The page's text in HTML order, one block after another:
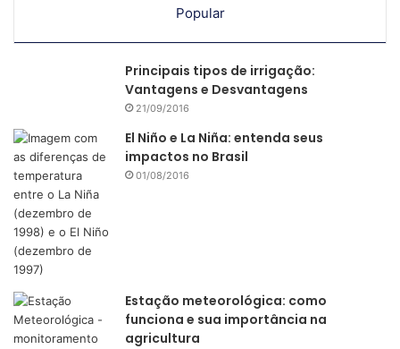
Popular
Principais tipos de irrigação:
Vantagens e Desvantagens
21/09/2016
El Niño e La Niña: entenda seus
impactos no Brasil
01/08/2016
Estação meteorológica: como
funciona e sua importância na
agricultura